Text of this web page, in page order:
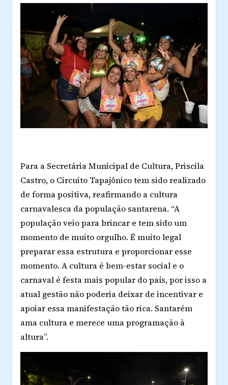
Para a Secretária Municipal de Cultura, Priscila
Castro, o Circuito Tapajônico tem sido realizado
de forma positiva, reafirmando a cultura
carnavalesca da população santarena. “A
população veio para brincar e tem sido um
momento de muito orgulho. É muito legal
preparar essa estrutura e proporcionar esse
momento. A cultura é bem-estar social e o
carnaval é festa mais popular do país, por isso a
atual gestão não poderia deixar de incentivar e
apoiar essa manifestação tão rica. Santarém
ama cultura e merece uma programação à
altura”.